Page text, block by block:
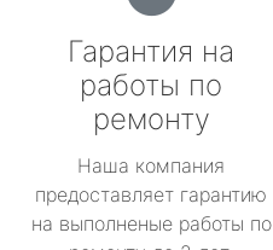
Гарантия на
работы по
ремонту
Наша компания
предоставляет гарантию
на выполненые работы по